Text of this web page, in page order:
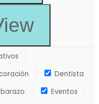
Dentista
Eventos